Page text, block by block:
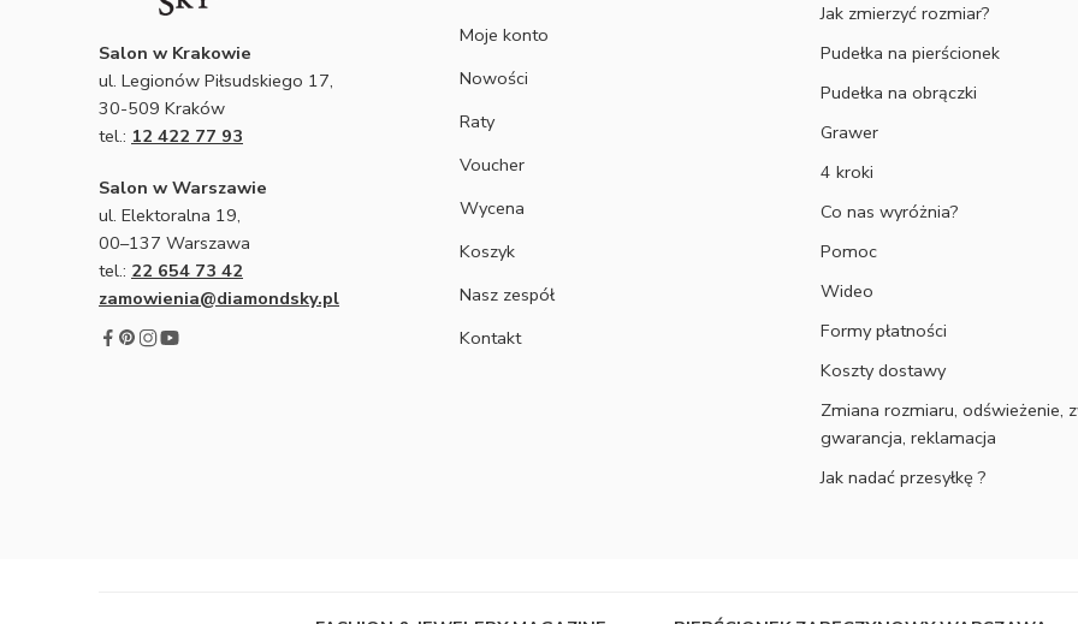
Salon w Krakowie
ul. Legionów Piłsudskiego 17,
30-509 Kraków
tel.: 12 422 77 93
Salon w Warszawie
ul. Elektoralna 19,
00–137 Warszawa
tel.: 22 654 73 42
zamowienia@diamondsky.pl
Moje konto
Nowości
Raty
Voucher
Wycena
Koszyk
Nasz zespół
Kontakt
Jak zmierzyć rozmiar?
Pudełka na pierścionek
Pudełka na obrączki
Grawer
4 kroki
Co nas wyróżnia?
Pomoc
Wideo
Formy płatności
Koszty dostawy
Zmiana rozmiaru, odświeżenie,
gwarancja, reklamacja
Jak nadać przesyłkę ?